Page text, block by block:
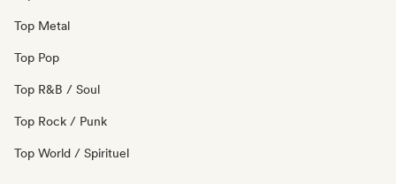
Top Metal
Top Pop
Top R&B / Soul
Top Rock / Punk
Top World / Spirituel